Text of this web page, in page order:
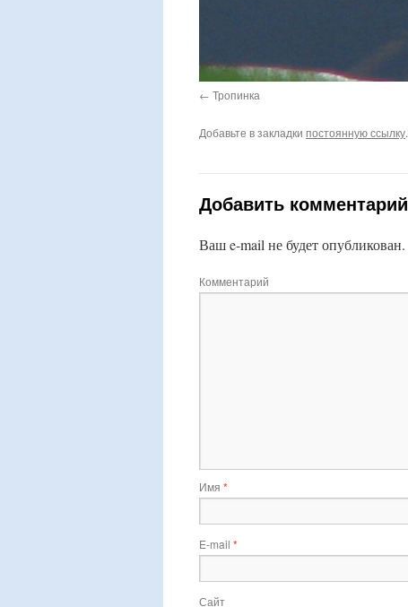
Тропинка
Добавьте в закладки постоянную ссылку.
Добавить комментарий
Ваш e-mail не будет опубликован.
Комментарий
Имя *
E-mail *
Сайт